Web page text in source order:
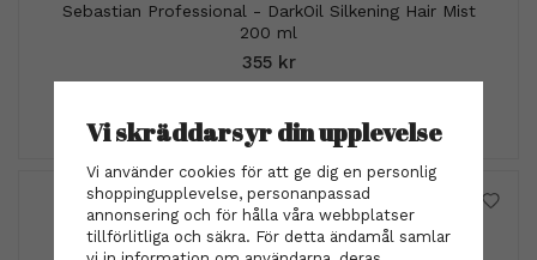
Sebastian Professional - DarkOil Silkening Hair Mist
200 ml
355 kr
Vi skräddarsyr din upplevelse
Vi använder cookies för att ge dig en personlig
shoppingupplevelse, personanpassad
annonsering och för hålla våra webbplatser
tillförlitliga och säkra. För detta ändamål samlar